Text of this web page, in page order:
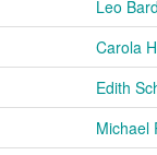
Leo
Carola
Edith
Michael